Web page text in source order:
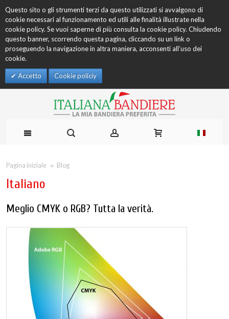
Questo sito o gli strumenti terzi da questo utilizzati si avvalgono di
cookie necessari al funzionamento ed utili alle finalità illustrate nella
cookie policy. Se vuoi saperne di più consulta la cookie policy. Chiudendo
questo banner, scorrendo questa pagina, cliccando su un link o
proseguendo la navigazione in altra maniera, acconsenti all’uso dei
cookie.
Accetto Cookie policiy
Pagina iniziale Blog
Italiano
Meglio CMYK o RGB? Tutta la verità.